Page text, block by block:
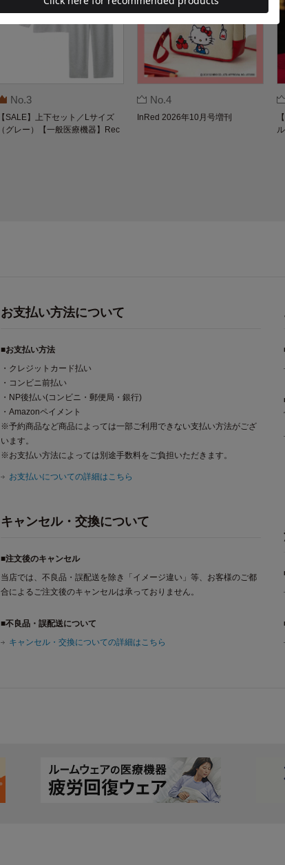
No.3
【SALE】上下セット／Lサイズ
（グレー）【一般医療機器】Rec
No.4
InRed 2026年10月号増刊
お支払い方法について
■お支払い方法
・クレジットカード払い
・コンビニ前払い
・NP後払い(コンビニ・郵便局・銀行)
・Amazonペイメント
※予約商品など商品によっては一部ご利用できない支払い方法がござ
います。
※お支払い方法によっては別途手数料をご負担いただきます。
お支払いについての詳細はこちら
キャンセル・交換について
■注文後のキャンセル
当店では、不良品・誤配送を除き「イメージ違い」等、お客様のご都
合によるご注文後のキャンセルは承っておりません。
■不良品・誤配送について
キャンセル・交換についての詳細はこちら